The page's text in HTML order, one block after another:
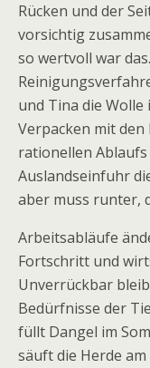
Rücken und der
vorsichtig
so wertvoll war
und Tina die Wolle
Verpacken mit
rationellen
Auslandseinfuhr
aber muss runter,
Arbeitsabläufe
Fortschritt und
Unverrückbar
Bedürfnisse der
füllt Dan­gel im
säuft die Herde